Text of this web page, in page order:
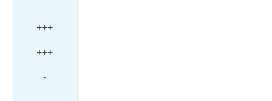
+++
+++
-